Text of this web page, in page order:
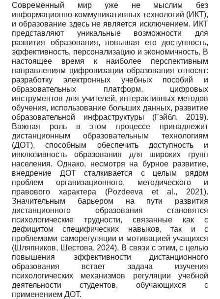
Современный мир уже не мыслим без
информационно-коммуникативных технологий (ИКТ),
и образование здесь не является исключением. ИКТ
представляют уникальные возможности для
развития образования, повышая его доступность,
эффективность, персонализацию и экономичность. В
настоящее время к наиболее перспективным
направлениям цифровизации образования относят:
разработку электронных учебных пособий и
образовательных платформ, цифровых
инструментов для учителей, интерактивных методов
обучения, использование больших данных, развитие
образовательной инфраструктуры (Гэйбл, 2019).
Важная роль в этом процессе принадлежит
дистанционным образовательным технологиям
(ДОТ), способным обеспечить доступность и
инклюзивность образования для широких групп
населения. Однако, несмотря на бурное развитие,
внедрение ДОТ сталкивается с целым рядом
проблем организационного, методического и
правового характера (Pozdeeva et al., 2021).
Значительным барьером на пути развития
дистанционного образования становятся
психологические трудности, связанные как с
дефицитом специфических навыков, так и с
проблемами саморегуляции и мотивацией учащихся
(Шляпников, Шестова, 2024). В связи с этим, с целью
повышения эффективности дистанционного
образования встает задача изучения
психологических механизмов регуляции учебной
деятельности студентов, обучающихся с
применением ДОТ.